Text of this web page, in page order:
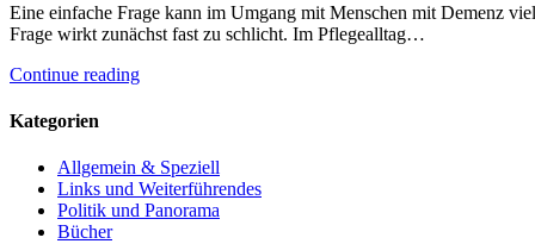
Eine einfache Frage kann im Umgang mit Menschen mit Demenz
Frage wirkt zunächst fast zu schlicht. Im Pflegealltag…
Continue reading
Kategorien
Allgemein & Speziell
Links und Weiterführendes
Politik und Panorama
Bücher